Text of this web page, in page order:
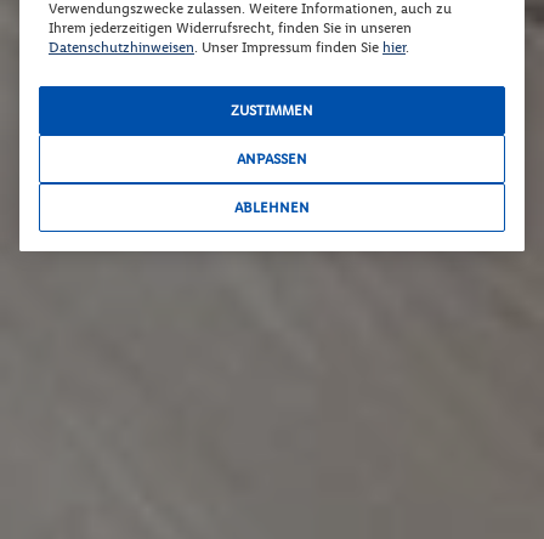
Verwendungszwecke zulassen. Weitere Informationen, auch zu
Ihrem jederzeitigen Widerrufsrecht, finden Sie in unseren
Datenschutzhinweisen. Unser Impressum finden Sie hier.
ZUSTIMMEN
ANPASSEN
ABLEHNEN